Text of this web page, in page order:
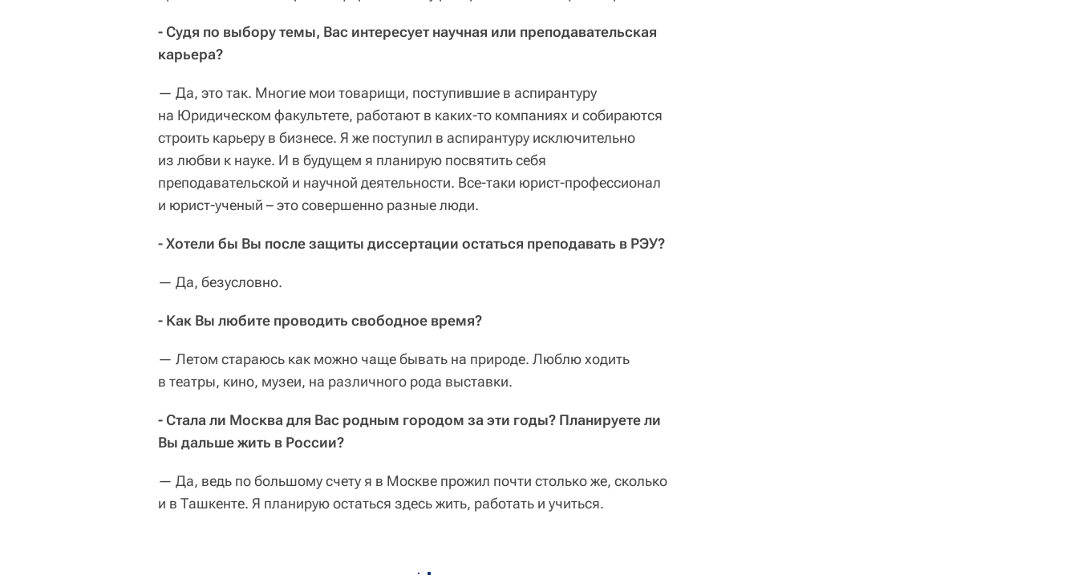
- Судя по выбору темы, Вас интересует научная или преподавательская
карьера?
— Да, это так. Многие мои товарищи, поступившие в аспирантуру
на Юридическом факультете, работают в каких-то компаниях и собираются
строить карьеру в бизнесе. Я же поступил в аспирантуру исключительно
из любви к науке. И в будущем я планирую посвятить себя
преподавательской и научной деятельности. Все-таки юрист-профессионал
и юрист-ученый – это совершенно разные люди.
- Хотели бы Вы после защиты диссертации остаться преподавать в РЭУ?
— Да, безусловно.
- Как Вы любите проводить свободное время?
— Летом стараюсь как можно чаще бывать на природе. Люблю ходить
в театры, кино, музеи, на различного рода выставки.
- Стала ли Москва для Вас родным городом за эти годы? Планируете ли
Вы дальше жить в России?
— Да, ведь по большому счету я в Москве прожил почти столько же, сколько
и в Ташкенте. Я планирую остаться здесь жить, работать и учиться.